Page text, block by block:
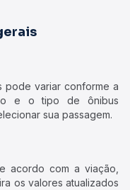
pode variar conforme a
e o tipo de ônibus
sua passagem.
acordo com a viação,
os valores atualizados